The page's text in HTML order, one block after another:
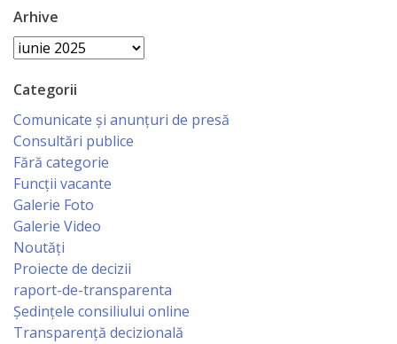
şi
Sportului
Specialist
pentru
Planificare,
Economist
Primar
Viceprimarii
Arhive
Arhive
Categorii
Comunicate și anunțuri de presă
Consultări publice
Fără categorie
Funcții vacante
Galerie Foto
Galerie Video
Noutăți
Proiecte de decizii
raport-de-transparenta
Ședințele consiliului online
Transparență decizională